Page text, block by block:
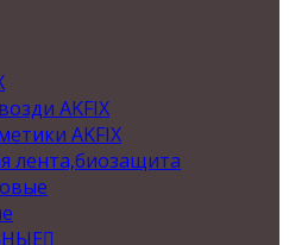
AKFIX
AKFIX
лента,биозащита